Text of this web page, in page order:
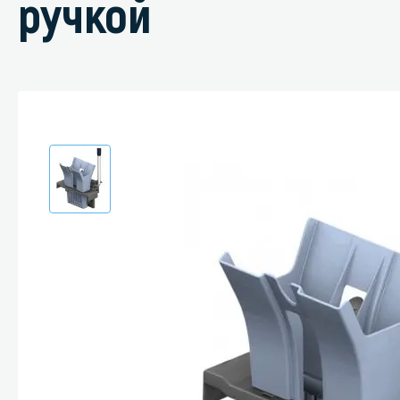
Защитные
Средства
Средства
Средства
Средства
ручкой